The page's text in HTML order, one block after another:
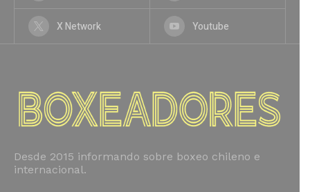
X Network Youtube
Desde 2015 informando sobre boxeo chileno e
internacional.